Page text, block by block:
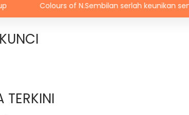
of N.Sembilan serlah keunikan seni budaya
TERKINI